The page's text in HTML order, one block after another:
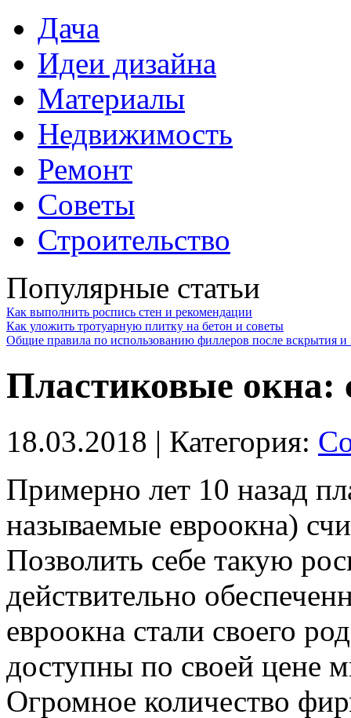
Дача
Идеи дизайна
Материалы
Недвижимость
Ремонт
Советы
Строительство
Популярные статьи
Как выполнить роспись стен и рекомендации
Как уложить тротуарную плитку на бетон и советы
Общие правила по использованию филлеров после вскрытия и
Пластиковые окна:
18.03.2018 | Категория:
Примерно лет 10 назад
называемые евроокна)
Позволить себе такую
действительно
евроокна стали своего
доступны по своей цене
Огромное количество